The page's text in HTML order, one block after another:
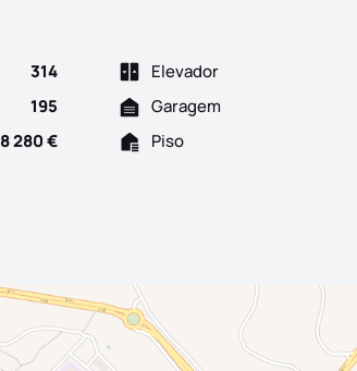
314 Elevador
195 Garagem
8 280 € Piso